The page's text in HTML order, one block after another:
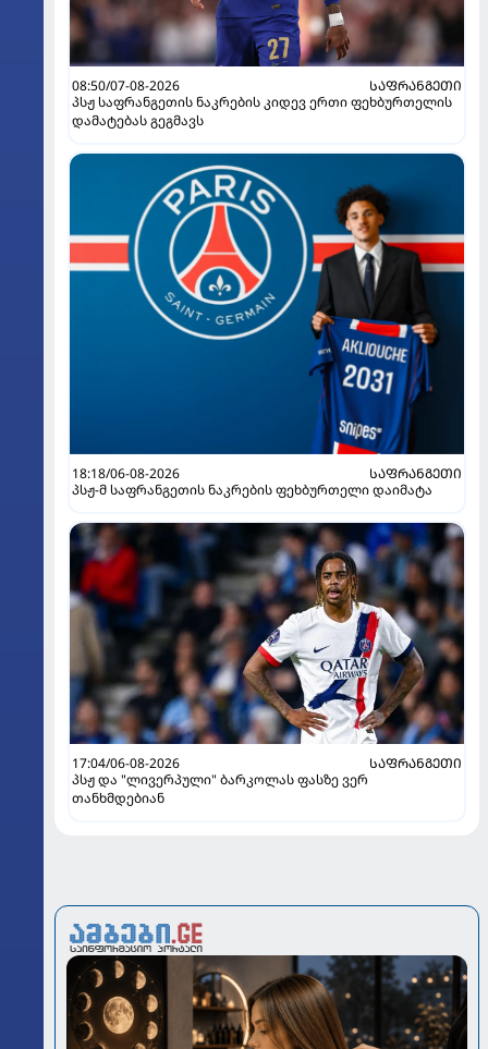
08:50/07-08-2026
ᲡᲐᲤᲠᲐᲜᲒᲔᲗᲘ
პსჟ საფრანგეთის ნაკრების კიდევ ერთი ფეხბურთელის
დამატებას გეგმავს
18:18/06-08-2026
ᲡᲐᲤᲠᲐᲜᲒᲔᲗᲘ
პსჟ-მ საფრანგეთის ნაკრების ფეხბურთელი დაიმატა
17:04/06-08-2026
ᲡᲐᲤᲠᲐᲜᲒᲔᲗᲘ
პსჟ და "ლივერპული" ბარკოლას ფასზე ვერ
თანხმდებიან